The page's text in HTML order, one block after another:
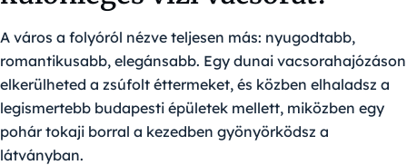
A város a folyóról nézve teljesen más: nyugodtabb,
romantikusabb, elegánsabb. Egy dunai vacsorahajózáson
elkerülheted a zsúfolt éttermeket, és közben elhaladsz a
legismertebb budapesti épületek mellett, miközben egy
pohár tokaji borral a kezedben gyönyörködsz a
látványban.